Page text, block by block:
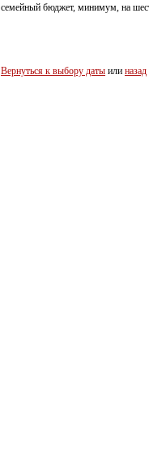
семейный бюджет, минимум, на
Вернуться к выбору даты или назад